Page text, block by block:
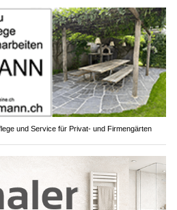
und Service für Privat- und Firmengärten